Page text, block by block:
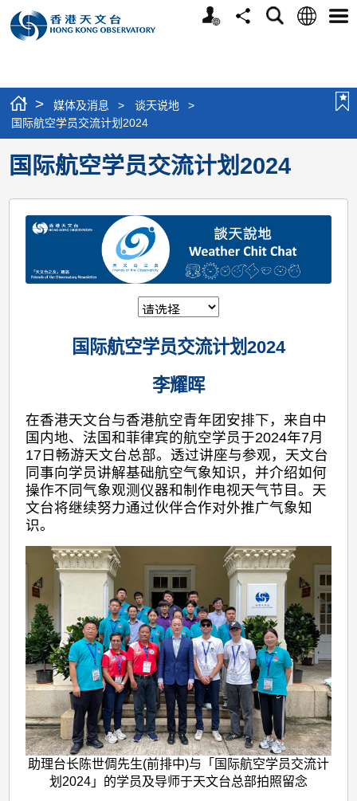
个
分
搜
语
选
> 媒体及消息 > 谈天说地
>
国际航空学员交流计划2024
国际航空学员交流计划2024
国际航空学员交流计划2024
李耀晖
在香港天文台与香港航空青年团安排下，来自中
国内地、法国和菲律宾的航空学员于2024年7月
17日畅游天文台总部。透过讲座与参观，天文台
同事向学员讲解基础航空气象知识，并介绍如何
操作不同气象观测仪器和制作电视天气节目。天
文台将继续努力通过伙伴合作对外推广气象知
识。
助理台长陈世倜先生(前排中)与「国际航空学员交流计
划2024」的学员及导师于天文台总部拍照留念